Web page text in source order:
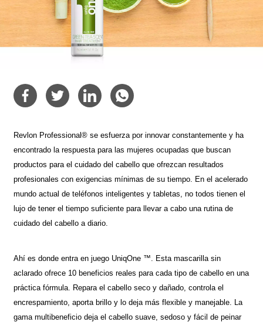
Revlon Professional® se esfuerza por innovar constantemente y ha
encontrado la respuesta para las mujeres ocupadas que buscan
productos para el cuidado del cabello que ofrezcan resultados
profesionales con exigencias mínimas de su tiempo. En el acelerado
mundo actual de teléfonos inteligentes y tabletas, no todos tienen el
lujo de tener el tiempo suficiente para llevar a cabo una rutina de
cuidado del cabello a diario.
Ahí es donde entra en juego UniqOne ™. Esta mascarilla sin
aclarado ofrece 10 beneficios reales para cada tipo de cabello en una
práctica fórmula. Repara el cabello seco y dañado, controla el
encrespamiento, aporta brillo y lo deja más flexible y manejable. La
gama multibeneficio deja el cabello suave, sedoso y fácil de peinar